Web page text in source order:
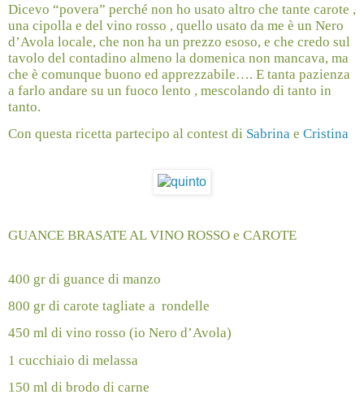
Dicevo “povera” perché non ho usato altro che tante carote ,
una cipolla e del vino rosso , quello usato da me è un Nero
d’Avola locale, che non ha un prezzo esoso, e che credo sul
tavolo del contadino almeno la domenica non mancava, ma
che è comunque buono ed apprezzabile…. E tanta pazienza
a farlo andare su un fuoco lento , mescolando di tanto in
tanto.
Con questa ricetta partecipo al contest di Sabrina e Cristina
GUANCE BRASATE AL VINO ROSSO e CAROTE
400 gr di guance di manzo
800 gr di carote tagliate a rondelle
450 ml di vino rosso (io Nero d’Avola)
1 cucchiaio di melassa
150 ml di brodo di carne